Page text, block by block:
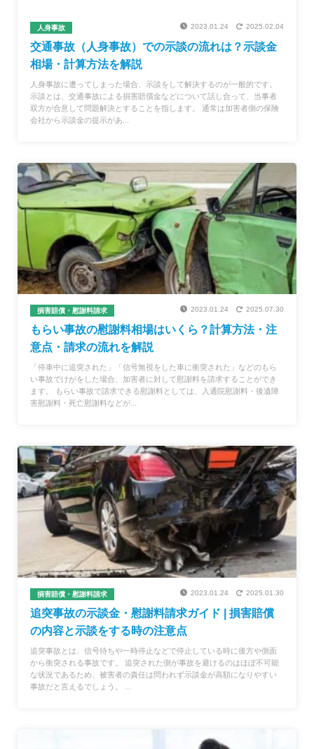
人身事故 2023.01.24 2025.02.04
交通事故（人身事故）での示談の流れは？示談金
相場・計算方法を解説
人身事故に遭ってしまった場合、示談をして解決するのが一般的です。
示談とは、交通事故による損害賠償金などについて話し合って、当事者
双方が合意して問題解決とすることを指します。 通常は加害者側の保険
会社から示談金の提示があ...
損害賠償・慰謝料請求 2023.01.24 2025.07.30
もらい事故の慰謝料相場はいくら？計算方法・注
意点・請求の流れを解説
「停車中に追突された」「信号無視をした車に衝突された」などのもら
い事故でけがをした場合、加害者に対して慰謝料を請求することができ
ます。 もらい事故で請求できる慰謝料としては、入通院慰謝料・後遺障
害慰謝料・死亡慰謝料などが...
損害賠償・慰謝料請求 2023.01.24 2025.01.30
追突事故の示談金・慰謝料請求ガイド | 損害賠償
の内容と示談をする時の注意点
追突事故とは、信号待ちや一時停止などで停止している時に後方や側面
から衝突される事故です。 追突された側が事故を避けるのはほぼ不可能
な状況であるため、被害者の責任は問われず示談金が高額になりやすい
事故だと言えるでしょう。 ...